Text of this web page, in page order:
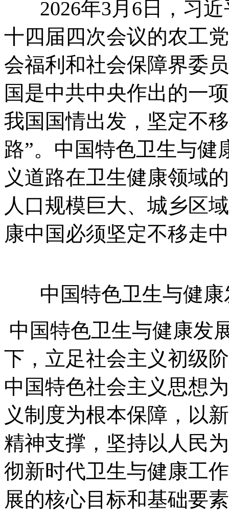
2026年3月6日，习近
十四届四次会议的农工
会福利和社会保障界委
国是中共中央作出的一
我国国情出发，坚定不
路”。中国特色卫生与
义道路在卫生健康领域
人口规模巨大、城乡区
康中国必须坚定不移走
中国特色卫生与健康
中国特色卫生与健康发
下，立足社会主义初级
中国特色社会主义思想
义制度为根本保障，以
精神支撑，坚持以人民
彻新时代卫生与健康工
展的核心目标和基础要